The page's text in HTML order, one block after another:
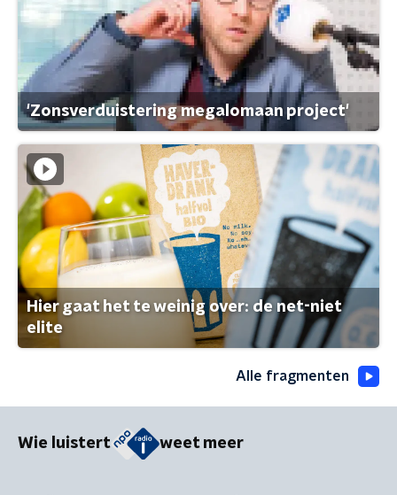
'Zonsverduistering megalomaan project'
Hier gaat het te weinig over: de net-niet
elite
Alle fragmenten
Wie luistert weet meer